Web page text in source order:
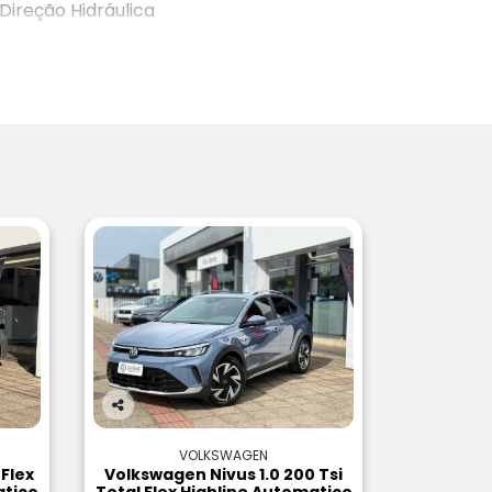
Direção Hidráulica
Co
rtil
VOLKSWAGEN
Volkswagen Nivus 1.0 200 Tsi